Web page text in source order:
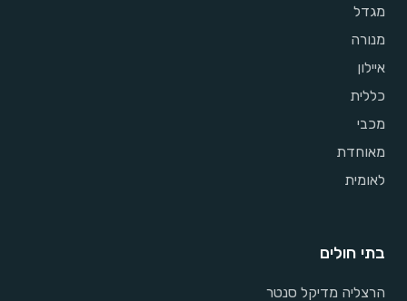
מגדל
מנורה
איילון
כללית
מכבי
מאוחדת
לאומית
בתי חולים
הרצליה מדיקל סנטר